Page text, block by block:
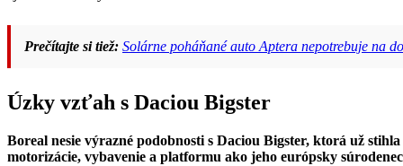
Prečítajte si tiež: Solárne poháňané auto Aptera nepotrebuje na
Úzky vzťah s Daciou Bigster
Boreal nesie výrazné podobnosti s Daciou Bigster, ktorá už
motorizácie, vybavenie a platformu ako jeho európsky súrodenec